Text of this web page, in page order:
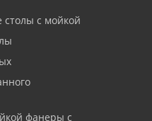
столы с мойкой
фанеры с